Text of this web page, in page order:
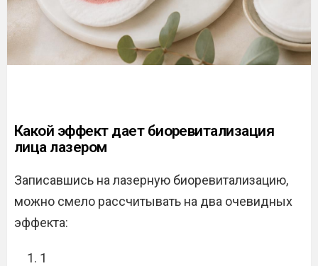
Какой эффект дает биоревитализация
лица лазером
Записавшись на лазерную биоревитализацию,
можно смело рассчитывать на два очевидных
эффекта:
1